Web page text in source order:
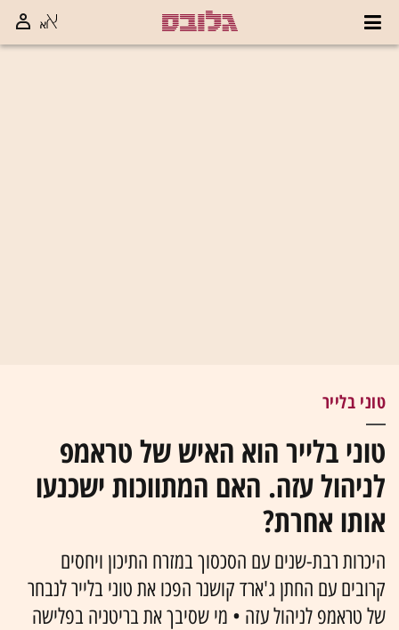
טוני בלייר
טוני בלייר הוא האיש של טראמפ
לניהול עזה. האם המתווכות ישכנעו
אותו אחרת?
היכרות רבת-שנים עם הסכסוך במזרח התיכון ויחסים
קרובים עם החתן ג'ארד קושנר הפכו את טוני בלייר לנבחר
של טראמפ לניהול עזה • מי שסיבך את בריטניה בפלישה